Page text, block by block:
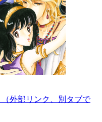
（外部リンク、別タブで